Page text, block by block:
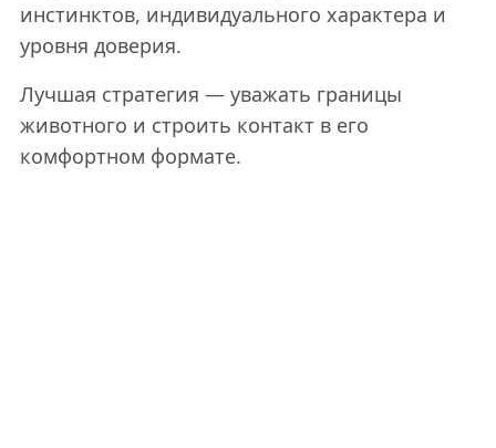
инстинктов, индивидуального характера и
уровня доверия.
Лучшая стратегия — уважать границы
животного и строить контакт в его
комфортном формате.